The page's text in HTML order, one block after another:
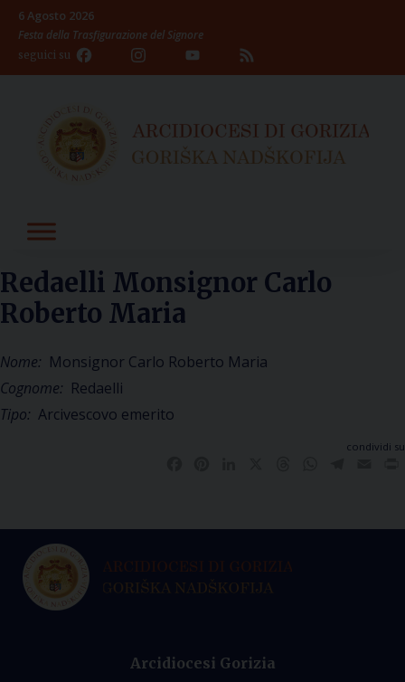
Skip
content
6 Agosto 2026
Festa della Trasfigurazione del Signore
seguici su Facebook InstagramYouTube
Channel
Redaelli Monsignor Carlo
Roberto Maria
Nome: Monsignor Carlo Roberto Maria
Cognome: Redaelli
Tipo: Arcivescovo emerito
condividi su
Arcidiocesi Gorizia